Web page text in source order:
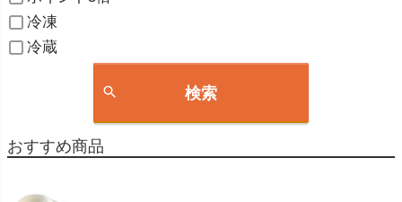
冷凍
冷蔵
検索
おすすめ商品